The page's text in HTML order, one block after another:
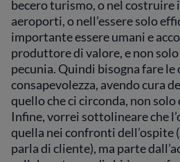
becero turismo, o nel
aeroporti, o nell’essere solo
importante essere umani e
produttore di valore, e non
pecunia. Quindi bisogna fare le
consapevolezza, avendo cura
quello che ci circonda, non solo
Infine, vorrei sottolineare che
quella nei confronti dell’ospite
parla di cliente), ma parte